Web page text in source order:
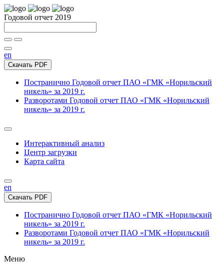
Годовой отчет 2019
en
Скачать PDF
Постранично Годовой отчет ПАО «ГМК «Норильский
никель» за 2019 г.
Разворотами Годовой отчет ПАО «ГМК «Норильский
никель» за 2019 г.
Интерактивный анализ
Центр загрузки
Карта сайта
en
Скачать PDF
Постранично Годовой отчет ПАО «ГМК «Норильский
никель» за 2019 г.
Разворотами Годовой отчет ПАО «ГМК «Норильский
никель» за 2019 г.
Меню